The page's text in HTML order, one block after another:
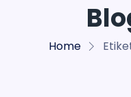
Home